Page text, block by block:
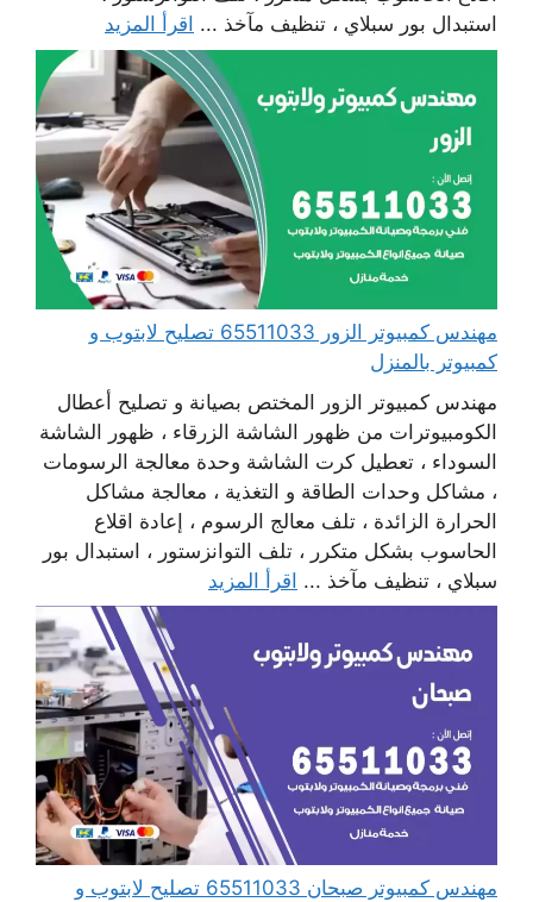
استبدال بور سبلاي ، تنظيف مآخذ ... اقرأ المزيد
مهندس كمبيوتر الزور 65511033 تصليح لابتوب و
كمبيوتر بالمنزل
مهندس كمبيوتر الزور المختص بصيانة و تصليح أعطال
الكومبيوترات من ظهور الشاشة الزرقاء ، ظهور الشاشة
السوداء ، تعطيل كرت الشاشة وحدة معالجة الرسومات
، مشاكل وحدات الطاقة و التغذية ، معالجة مشاكل
الحرارة الزائدة ، تلف معالج الرسوم ، إعادة اقلاع
الحاسوب بشكل متكرر ، تلف التوانزستور ، استبدال بور
سبلاي ، تنظيف مآخذ ... اقرأ المزيد
مهندس كمبيوتر صبحان 65511033 تصليح لابتوب و